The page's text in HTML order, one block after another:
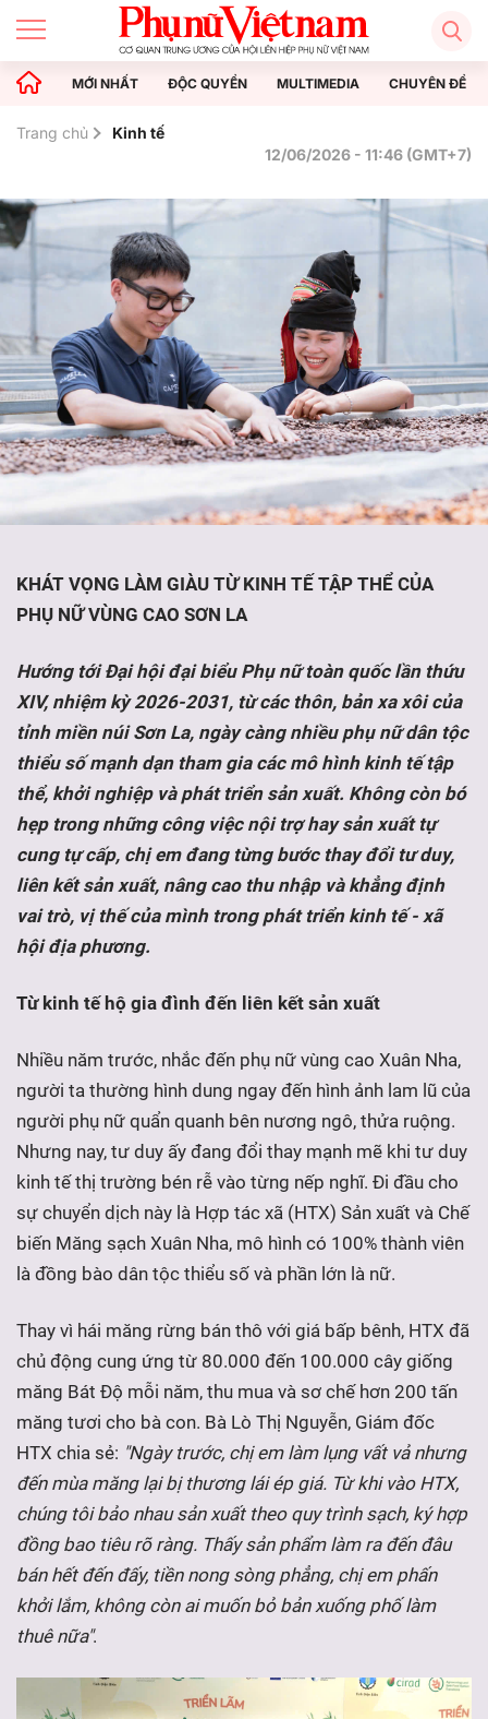
MỚI NHẤT ĐỘC QUYỀN MULTIMEDIA CHUYÊN ĐỀ
Trang chủ
Kinh tế
12/06/2026 - 11:46 (GMT+7)
KHÁT VỌNG LÀM GIÀU TỪ KINH TẾ TẬP THỂ CỦA
PHỤ NỮ VÙNG CAO SƠN LA
Hướng tới Đại hội đại biểu Phụ nữ toàn quốc lần thứu
XIV, nhiệm kỳ 2026-2031, từ các thôn, bản xa xôi của
tỉnh miền núi Sơn La, ngày càng nhiều phụ nữ dân tộc
thiểu số mạnh dạn tham gia các mô hình kinh tế tập
thể, khởi nghiệp và phát triển sản xuất. Không còn bó
hẹp trong những công việc nội trợ hay sản xuất tự
cung tự cấp, chị em đang từng bước thay đổi tư duy,
liên kết sản xuất, nâng cao thu nhập và khẳng định
vai trò, vị thế của mình trong phát triển kinh tế - xã
hội địa phương.
Từ kinh tế hộ gia đình đến liên kết sản xuất
Nhiều năm trước, nhắc đến phụ nữ vùng cao Xuân Nha,
người ta thường hình dung ngay đến hình ảnh lam lũ của
người phụ nữ quẩn quanh bên nương ngô, thửa ruộng.
Nhưng nay, tư duy ấy đang đổi thay mạnh mẽ khi tư duy
kinh tế thị trường bén rễ vào từng nếp nghĩ. Đi đầu cho
sự chuyển dịch này là Hợp tác xã (HTX) Sản xuất và Chế
biến Măng sạch Xuân Nha, mô hình có 100% thành viên
là đồng bào dân tộc thiểu số và phần lớn là nữ.
Thay vì hái măng rừng bán thô với giá bấp bênh, HTX đã
chủ động cung ứng từ 80.000 đến 100.000 cây giống
măng Bát Độ mỗi năm, thu mua và sơ chế hơn 200 tấn
măng tươi cho bà con. Bà Lò Thị Nguyễn, Giám đốc
HTX chia sẻ: "Ngày trước, chị em làm lụng vất vả nhưng
đến mùa măng lại bị thương lái ép giá. Từ khi vào HTX,
chúng tôi bảo nhau sản xuất theo quy trình sạch, ký hợp
đồng bao tiêu rõ ràng. Thấy sản phẩm làm ra đến đâu
bán hết đến đấy, tiền nong sòng phẳng, chị em phấn
khởi lắm, không còn ai muốn bỏ bản xuống phố làm
thuê nữa".